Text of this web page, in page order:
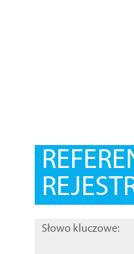
Słowo kluczowe: